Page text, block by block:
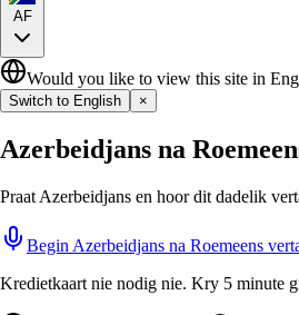
AF
Would you like to view this site in
Switch to English ×
Azerbeidjans na
Praat Azerbeidjans en hoor dit dadelik
Begin Azerbeidjans na Roemeens
Kredietkaart nie nodig nie. Kry 5 minute